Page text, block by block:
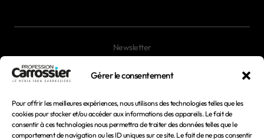
Gérer le consentement
Pour offrir les meilleures expériences, nous utilisons des technologies telles que les
cookies pour stocker et/ou accéder aux informations des appareils. Le fait de
consentir à ces technologies nous permettra de traiter des données telles que le
comportement de navigation ou les ID uniques sur ce site. Le fait de ne pas consentir
Newsletter
Mentions légales
Conditions générales d'utilisation